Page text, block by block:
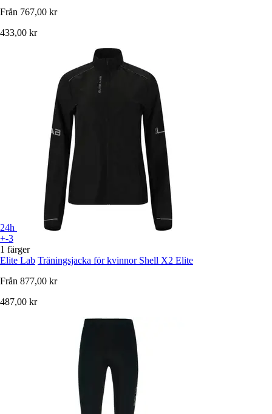
Från 767,00 kr
433,00 kr
24h
+-3
1 färger
Elite Lab Träningsjacka för kvinnor Shell X2 Elite
Från 877,00 kr
487,00 kr